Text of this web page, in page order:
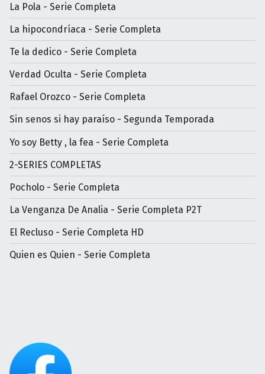
La Pola - Serie Completa
La hipocondríaca - Serie Completa
Te la dedico - Serie Completa
Verdad Oculta - Serie Completa
Rafael Orozco - Serie Completa
Sin senos si hay paraíso - Segunda Temporada
Yo soy Betty , la fea - Serie Completa
2-SERIES COMPLETAS
Pocholo - Serie Completa
La Venganza De Analia - Serie Completa P2T
El Recluso - Serie Completa HD
Quien es Quien - Serie Completa